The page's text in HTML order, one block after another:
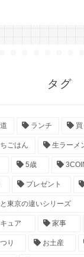
タグ
ランチ
ごはん 生ラーメ
5歳
プレゼント
東京の違いシリーズ
ュア 家事
り お土産